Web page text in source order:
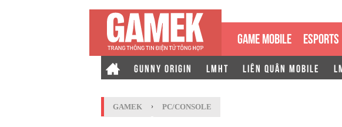
GAME MOBILE ESPORTS
GUNNY ORIGIN LMHT LIÊN QUÂN MOBILE
GAMEK › PC/CONSOLE